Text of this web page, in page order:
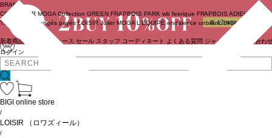
ログイン
BRAND
COUTURIER MOGA Collection GREEN FRAPBOIS PARK wb feerique FRAPBOIS ADIEU
TRISTESSE
congés payés LOISIR Julier MOGA L'EQUIPE endalence unbilanc BIGI online store
新着商品 ニュース セール スタッフ コーディネート よくある質問 ジャーナル お問い合わ
BIGI online store
/
LOISIR （ロワズィール）
/